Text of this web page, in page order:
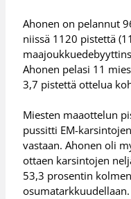
Ahonen on pelannut
niissä 1120 pistettä
Ahonen pelasi 11
3,7 pistettä ottelua
Miesten maaottelun
pussitti EM-
vastaan. Ahonen oli
ottaen karsintojen
53,3 prosentin
osumatarkkuudellaan.